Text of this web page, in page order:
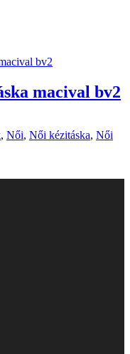
macival bv2
, Női, Női kézitáska, Női